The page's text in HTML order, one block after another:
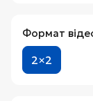
Формат
2×2